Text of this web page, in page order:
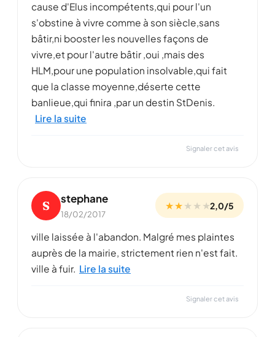
cause d'Elus incompétents,qui pour l'un
s'obstine à vivre comme à son siècle,sans
bâtir,ni booster les nouvelles façons de
vivre,et pour l'autre bâtir ,oui ,mais des
HLM,pour une population insolvable,qui fait
que la classe moyenne,déserte cette
banlieue,qui finira ,par un destin StDenis.
Lire la suite
Signaler cet avis
S stephane
18/02/2017
★ ★★ ★ ★2,0/5
ville laissée à l'abandon. Malgré mes plaintes
auprès de la mairie, strictement rien n'est fait.
ville à fuir. Lire la suite
Signaler cet avis